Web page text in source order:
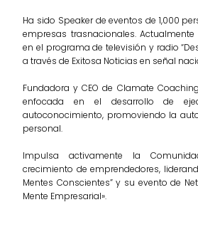
Ha sido Speaker de eventos de 1,000
empresas trasnacionales.
en el programa de televisión y radio
a través de Exitosa Noticias en señal
Fundadora y CEO de Clamate
enfocada en el desarrollo de
autoconocimiento, promoviendo la
personal.
Impulsa activamente la
crecimiento de emprendedores,
Mentes Conscientes” y su evento de
Mente Empresarial».